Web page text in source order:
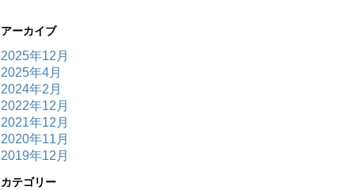
アーカイブ
2025年12月
2025年4月
2024年2月
2022年12月
2021年12月
2020年11月
2019年12月
カテゴリー